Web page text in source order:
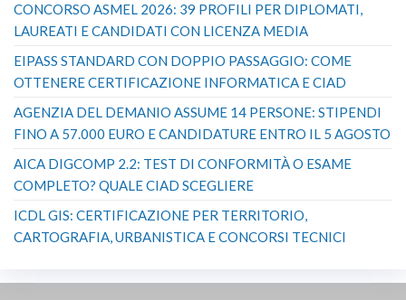
CONCORSO ASMEL 2026: 39 PROFILI PER DIPLOMATI,
LAUREATI E CANDIDATI CON LICENZA MEDIA
EIPASS STANDARD CON DOPPIO PASSAGGIO: COME
OTTENERE CERTIFICAZIONE INFORMATICA E CIAD
AGENZIA DEL DEMANIO ASSUME 14 PERSONE: STIPENDI
FINO A 57.000 EURO E CANDIDATURE ENTRO IL 5 AGOSTO
AICA DIGCOMP 2.2: TEST DI CONFORMITÀ O ESAME
COMPLETO? QUALE CIAD SCEGLIERE
ICDL GIS: CERTIFICAZIONE PER TERRITORIO,
CARTOGRAFIA, URBANISTICA E CONCORSI TECNICI